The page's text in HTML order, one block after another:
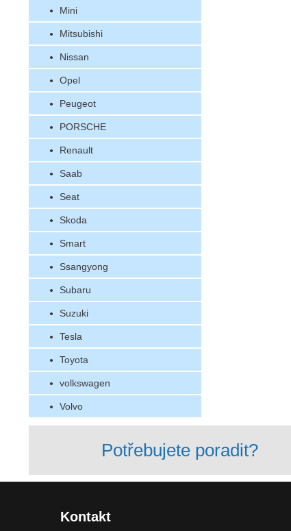
Mini
Mitsubishi
Nissan
Opel
Peugeot
PORSCHE
Renault
Saab
Seat
Skoda
Smart
Ssangyong
Subaru
Suzuki
Tesla
Toyota
volkswagen
Volvo
Potřebujete poradit?
Kontakt